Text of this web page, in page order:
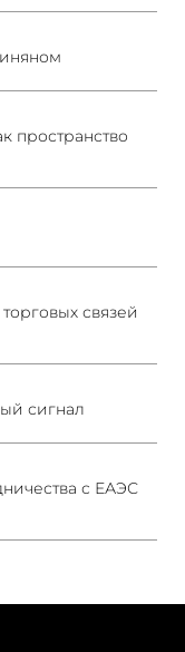
пространство
связей
сигнал
с ЕАЭС